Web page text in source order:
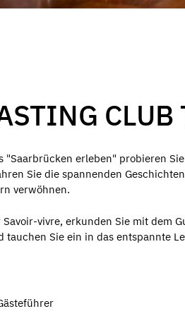
CLUB
"Saarbrücken erleben" probieren
Sie die spannenden
verwöhnen.
Savoir-vivre, erkunden Sie mit dem
Sie ein in das entspannte